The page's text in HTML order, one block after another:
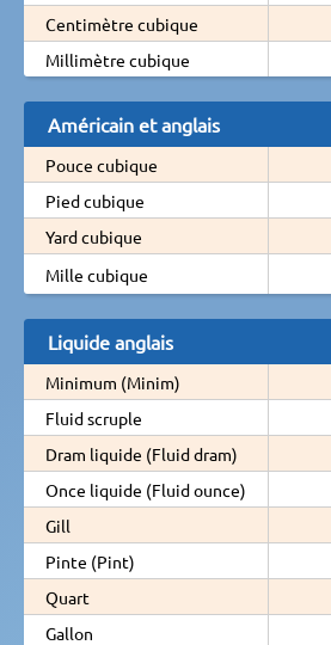
Centimètre cubique
Millimètre cubique
Américain et anglais
Pouce cubique
Pied cubique
Yard cubique
Mille cubique
Liquide anglais
Minimum (Minim)
Fluid scruple
Dram liquide (Fluid dram)
Once liquide (Fluid ounce)
Gill
Pinte (Pint)
Quart
Gallon